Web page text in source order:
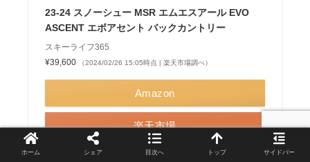
ASCENT エボアセント バックカントリー
¥39,600
（2024/02/26 15:05時点 | 楽天市場調べ）
Yahooショッピング
ホーム シェア 目次へ トップ サイドバー